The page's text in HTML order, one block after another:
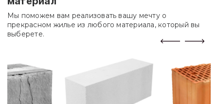
Мы поможем вам реализовать вашу мечту о
прекрасном жилье из любого материала, который вы
выберете.